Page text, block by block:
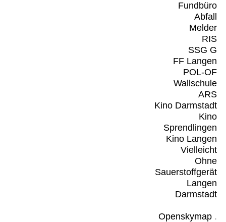
Fundbüro
Abfall
Melder
RIS
SSG G
FF Langen
POL-OF
Wallschule
ARS
Kino Darmstadt
Kino
Sprendlingen
Kino Langen
Vielleicht
Ohne
Sauerstoffgerät
Langen
Darmstadt
Openskymap.